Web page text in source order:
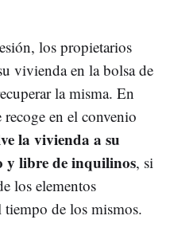
los propietarios
vivienda en la bolsa de
la misma. En
en el convenio
la vivienda a su
y libre de inquilinos, si
los elementos
tiempo de los mismos.